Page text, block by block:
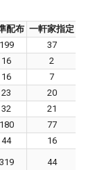
配布 一軒家指定
199 37
16 2
16 7
23 20
32 21
180 77
44 16
319 44